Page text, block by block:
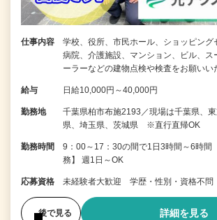
仕事内容
学校、役所、市民ホール、ショッピング
病院、介護施設、マンション、ビル、ス
ーラーなどの建物点検や検査をお願いい
給与 日給10,000円～40,000円
勤務地
千葉県柏市布施2193／現場は千葉県、東
県、埼玉県、茨城県 ※直行直帰OK
勤務時間
9：00～17：30の間で1日3時間～6時
務】 週1日～OK
応募資格 未経験者大歓迎 学歴・性別・資格不
後で見る 詳細を見る